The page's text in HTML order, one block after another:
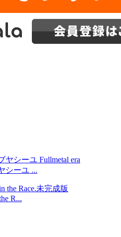
シーユ ...
R...